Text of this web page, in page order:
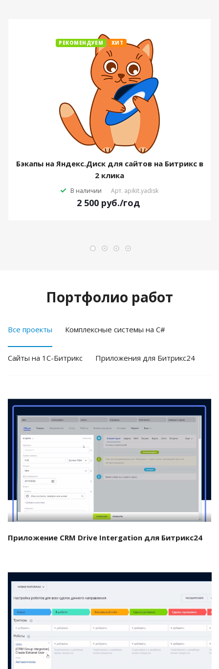
РЕКОМЕНДУЕМ ХИТ
Бэкапы на Яндекс.Диск для сайтов на Битрикс в
2 клика
В наличии Арт. apikit.yadisk
2 500 руб./год
Портфолио работ
Все проекты Комплексные системы на C#
Cайты на 1С-Битрикс Приложения для Битрикс24
Смотреть проект
Приложение CRM Drive Intergation для Битрикс24
Смотреть проект